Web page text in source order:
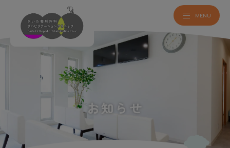
お知らせ